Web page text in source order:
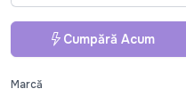
Cumpără Acum
Marcă